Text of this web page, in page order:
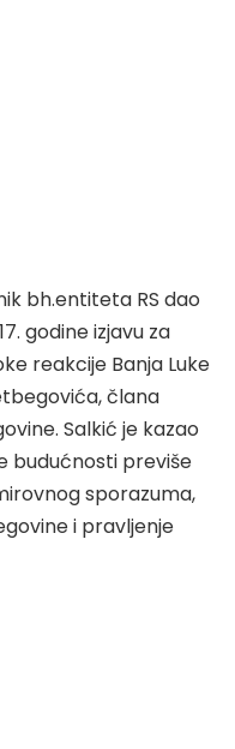
bh.entiteta RS dao
godine izjavu za
reakcije Banja Luke
člana
Salkić je kazao
budućnosti previše
sporazuma,
i pravljenje